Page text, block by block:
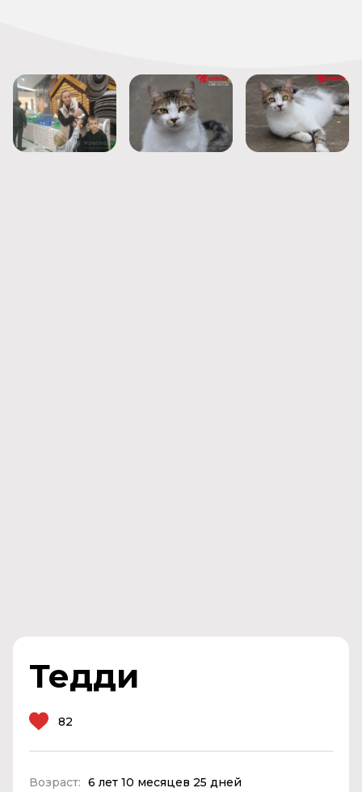
Тедди
82
Возраст: 6 лет 10 месяцев 25 дней